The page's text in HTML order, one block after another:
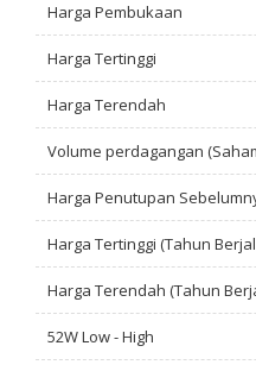
Harga Pembukaan
Harga Tertinggi
Harga Terendah
Volume perdagangan
Harga Penutupan
Harga Tertinggi (Tahun
Harga Terendah (Tahun
52W Low - High